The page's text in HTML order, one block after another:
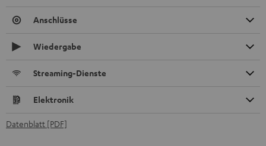
Anschlüsse
Wiedergabe
Streaming-Dienste
Elektronik
Datenblatt [PDF]